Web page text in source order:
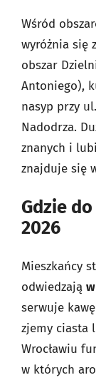
Wśród
wyróżnia się
obszar
Antoniego),
nasyp przy
Nadodrza.
znanych i
znajduje się
Gdzie
2026
Mieszkańcy
odwiedzają
serwuje
zjemy ciasta
Wrocławiu
w których